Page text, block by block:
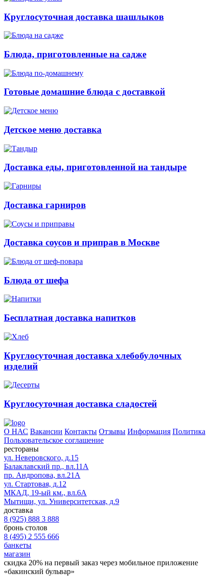
Круглосуточная доставка шашлыков
Блюда, приготовленные на садже
Готовые домашние блюда с доставкой
Детское меню доставка
Доставка еды, приготовленной на тандыре
Доставка гарниров
Доставка соусов и приправ в Москве
Блюда от шефа
Бесплатная доставка напитков
Круглосуточная доставка хлебобулочных
изделий
Круглосуточная доставка сладостей
О НАС Вакансии Контакты Отзывы Информация Политика
Пользовательское соглашение
рестораны
ул. Неверовского, д.15
Балаклавский пр., вл.11А
пр. Андропова, вл.21А
ул. Стартовая, д.12
МКАД, 19-ый км., вл.6А
Мытищи, ул. Университетская, д.9
доставка
8 (925) 888 3 888
бронь столов
8 (495) 2 555 666
банкеты
магазин
скидка 20% на первый заказ через мобильное приложение
«бакинский бульвар»